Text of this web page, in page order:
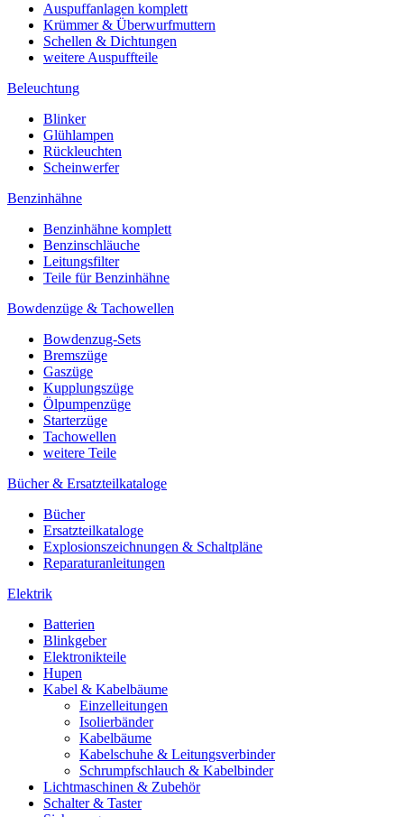
Auspuffanlagen komplett
Krümmer & Überwurfmuttern
Schellen & Dichtungen
weitere Auspuffteile
Beleuchtung
Blinker
Glühlampen
Rückleuchten
Scheinwerfer
Benzinhähne
Benzinhähne komplett
Benzinschläuche
Leitungsfilter
Teile für Benzinhähne
Bowdenzüge & Tachowellen
Bowdenzug-Sets
Bremszüge
Gaszüge
Kupplungszüge
Ölpumpenzüge
Starterzüge
Tachowellen
weitere Teile
Bücher & Ersatzteilkataloge
Bücher
Ersatzteilkataloge
Explosionszeichnungen & Schaltpläne
Reparaturanleitungen
Elektrik
Batterien
Blinkgeber
Elektronikteile
Hupen
Kabel & Kabelbäume
Einzelleitungen
Isolierbänder
Kabelbäume
Kabelschuhe & Leitungsverbinder
Schrumpfschlauch & Kabelbinder
Lichtmaschinen & Zubehör
Schalter & Taster